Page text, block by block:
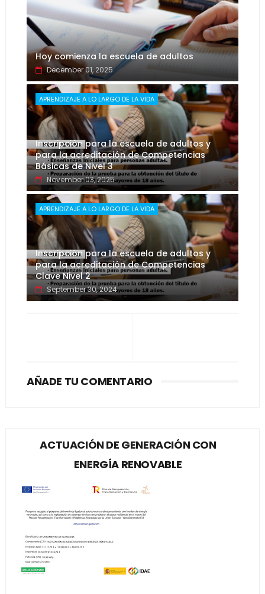
Hoy comienza la escuela de adultos
December 01, 2025
APRENDIZAJE A LO LARGO DE LA VIDA
Inscripción para la escuela de adultos y
para la acreditación de Competencias
Básicas de Nivel 3
November 03, 2025
APRENDIZAJE A LO LARGO DE LA VIDA
Inscripción para la escuela de adultos y
para la acreditación de Competencias
Clave Nivel 2
September 30, 2024
AÑADE TU COMENTARIO
ACTUACIÓN DE GENERACIÓN CON
ENERGÍA RENOVABLE